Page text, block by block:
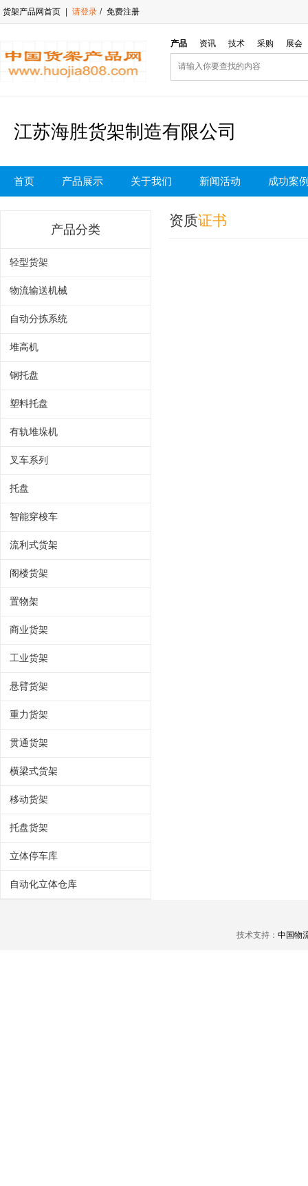
货架产品网首页 请登录 / 免费注册
产品 资讯 技术 采购 展会
江苏海胜货架制造有限公司
首页 产品展示 关于我们 新闻活动 成功案
产品分类
轻型货架
物流输送机械
自动分拣系统
堆高机
钢托盘
塑料托盘
有轨堆垛机
叉车系列
托盘
智能穿梭车
流利式货架
阁楼货架
置物架
商业货架
工业货架
悬臂货架
重力货架
贯通货架
横梁式货架
移动货架
托盘货架
立体停车库
自动化立体仓库
资质证书
技术支持： 中国物